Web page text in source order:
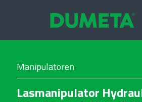
Manipulatoren
Lasmanipulator